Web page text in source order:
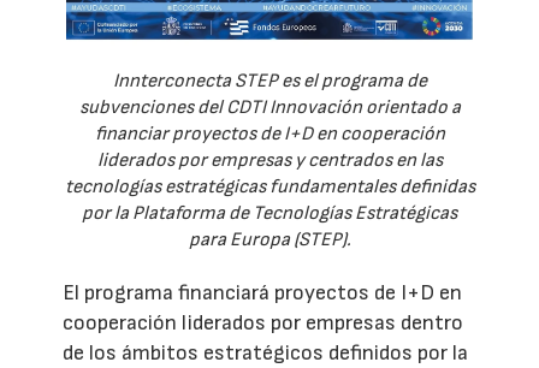
Innterconecta STEP es el programa de
subvenciones del CDTI Innovación orientado a
financiar proyectos de I+D en cooperación
liderados por empresas y centrados en las
tecnologías estratégicas fundamentales definidas
por la Plataforma de Tecnologías Estratégicas
para Europa (STEP).
El programa financiará proyectos de I+D en
cooperación liderados por empresas dentro
de los ámbitos estratégicos definidos por la